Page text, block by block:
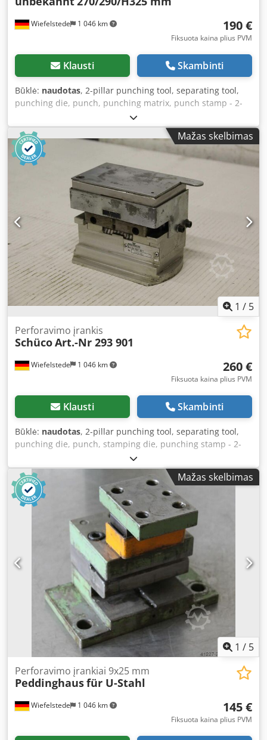
Wiefelstede 1 046 km 190 €
Fiksuota kaina plius PVM
Klausti Skambinti
Būklė: naudotas, 2-pillar punching tool, separating tool,
punching die, punch, punching matrix, punch stamp - 2-
pillar punching tool Dkodpfx Ajd R A E Ajcqer - Mounting:
Ø 32 mm pin - Dimensions: 270/290/H325 mm - Weight: 39
kg
Mažas skelbimas
1 / 5
Wiefelstede 1 046 km
Perforavimo įrankis
SchücoArt.-Nr 293 901
260 €
Fiksuota kaina plius PVM
Klausti Skambinti
Būklė: naudotas, 2-pillar punching tool, separating tool,
punching die, punch, stamping die, punching stamp - 2-
pillar: punching tool - Dimensions: 170/100/H130 mm -
Weight: 5.3 kg Djdpfjd Sf U Uex Acqskr
Mažas skelbimas
1 / 5
Wiefelstede 1 046 km
Perforavimo įrankiai 9x25 mm
Peddinghausfür U-Stahl
145 €
Fiksuota kaina plius PVM